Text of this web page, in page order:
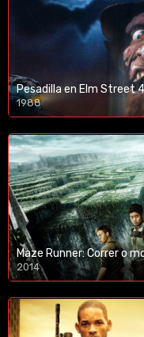
1988
Maze Runner: Correr o
2014
1080p/720p